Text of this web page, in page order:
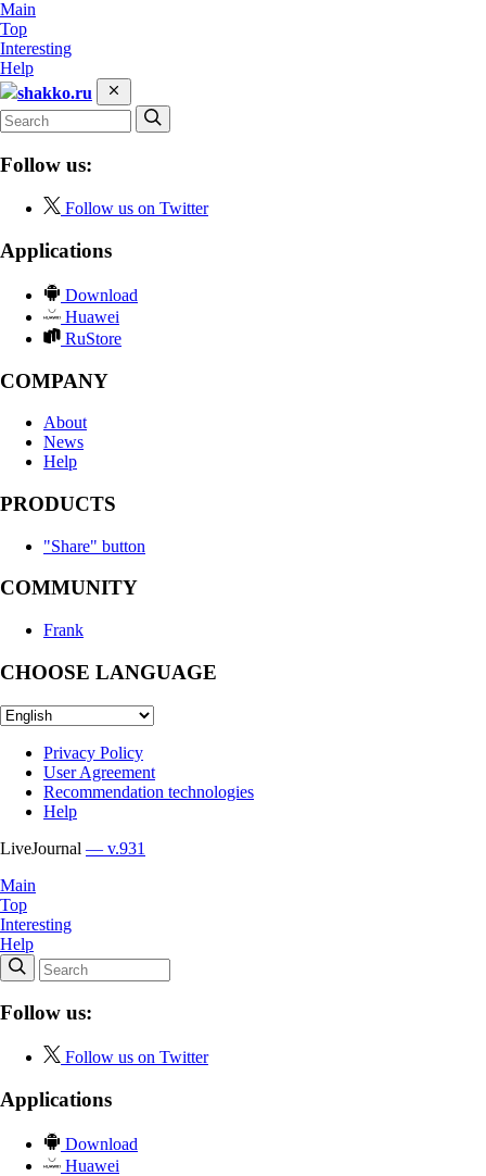
Main
Top
Interesting
Help
shakko.ru
Follow us:
Follow us on Twitter
Applications
Download
Huawei
RuStore
COMPANY
About
News
Help
PRODUCTS
"Share" button
COMMUNITY
Frank
CHOOSE LANGUAGE
Privacy Policy
User Agreement
Recommendation technologies
Help
LiveJournal — v.931
Main
Top
Interesting
Help
Follow us:
Follow us on Twitter
Applications
Download
Huawei